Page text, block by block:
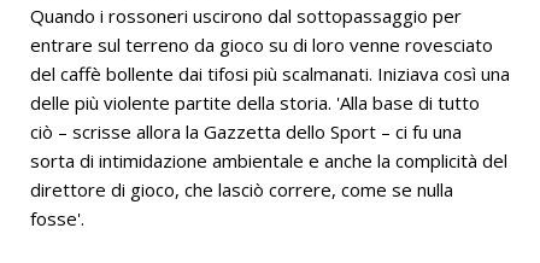
Quando i rossoneri uscirono dal sottopassaggio per
entrare sul terreno da gioco su di loro venne rovesciato
del caffè bollente dai tifosi più scalmanati. Iniziava così una
delle più violente partite della storia. 'Alla base di tutto
ciò – scrisse allora la Gazzetta dello Sport – ci fu una
sorta di intimidazione ambientale e anche la complicità del
direttore di gioco, che lasciò correre, come se nulla
fosse'.